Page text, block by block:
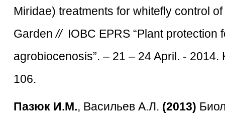
Miridae) treatments for whitefly control
Garden// IOBC EPRS “Plant
agrobiocenosis”. – 21 – 24 April. -
106.
Пазюк И.М., Васильев А.Л. (2013)